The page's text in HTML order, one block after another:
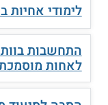
לימודי אחיות
התחשבות
לאחות